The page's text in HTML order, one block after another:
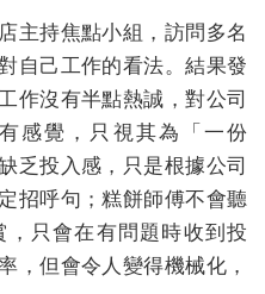
主持焦點小組，訪問多名
自己工作的看法。結果發
作沒有半點熱誠，對公司
感覺，只視其為「一份
乏投入感，只是根據公司
招呼句；糕餅師傅不會聽
只會在有問題時收到投
，但會令人變得機械化，